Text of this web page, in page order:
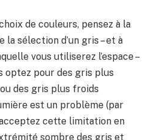
de couleurs, pensez à la
sélection d’un gris – et à
vous utiliserez l’espace –
optez pour des gris plus
des gris plus froids
est un problème (par
cette limitation en
sombre des gris et